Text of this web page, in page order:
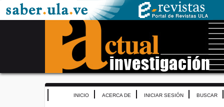
INICIO ACERCA DE INICIAR SESIÓN BUSCAR